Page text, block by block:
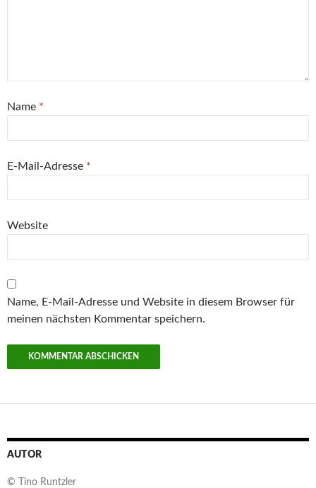
Name *
E-Mail-Adresse *
Website
Name, E-Mail-Adresse und Website in diesem Browser für
meinen nächsten Kommentar speichern.
AUTOR
© Tino Runtzler